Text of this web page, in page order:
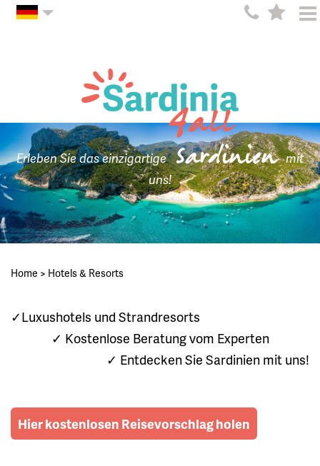
Erleben Sie das einzigartige Sardinien mit
uns!
Home > Hotels & Resorts
✓Luxushotels und Strandresorts
✓ Kostenlose Beratung vom Experten
✓ Entdecken Sie Sardinien mit uns!
Hier kostenlosen Reisevorschlag holen